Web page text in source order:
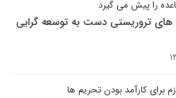
را پیش می گیرد
های تروریستی دست به توسعه گرایی
کارآمد بودن تحریم ها